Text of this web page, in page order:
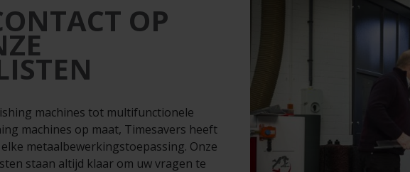
OP
machines tot multifunctionele
machines op maat, Timesavers heeft
metaalbewerkingstoepassing. Onze
staan altijd klaar om uw vragen te